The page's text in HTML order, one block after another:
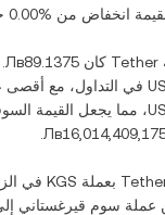
انخفاض من ‏
Tether كان ‏
في التداول، مع أقصى
، مما يجعل القيمة
بعملة ‏ KGS في
عملة سوم قيرغستاني